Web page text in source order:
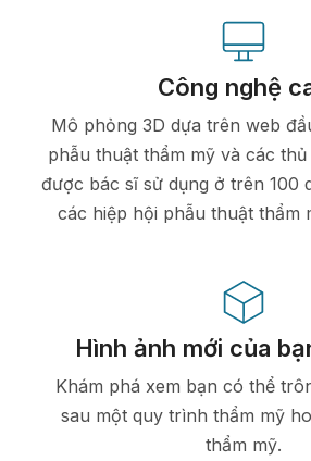
Công nghệ
Mô phỏng 3D dựa trên web
phẫu thuật thẩm mỹ và các
được bác sĩ sử dụng ở trên 100
các hiệp hội phẫu thuật thẩm
Hình ảnh mới của
Khám phá xem bạn có thể
sau một quy trình thẩm mỹ
thẩm mỹ.